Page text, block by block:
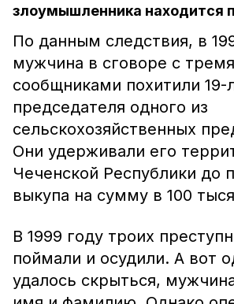
злоумышленника находится
По данным следствия, в
мужчина в сговоре с тремя
сообщниками похитили 19-
председателя одного из
сельскохозяйственных
Они удерживали его
Чеченской Республики до
выкупа на сумму в 100
В 1999 году троих
поймали и осудили. А вот
удалось скрыться,